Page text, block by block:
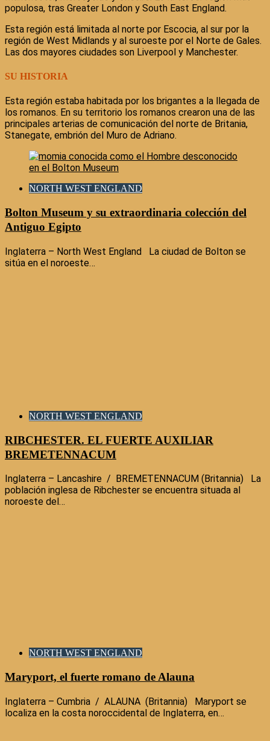
populosa, tras Greater London y South East England.
Esta región está limitada al norte por Escocia, al sur por la
región de West Midlands y al suroeste por el Norte de Gales.
Las dos mayores ciudades son Liverpool y Manchester.
SU HISTORIA
Esta región estaba habitada por los brigantes a la llegada de
los romanos. En su territorio los romanos crearon una de las
principales arterias de comunicación del norte de Britania,
Stanegate, embrión del Muro de Adriano.
NORTH WEST ENGLAND
Bolton Museum y su extraordinaria colección del
Antiguo Egipto
Inglaterra – North West England La ciudad de Bolton se
sitúa en el noroeste…
NORTH WEST ENGLAND
RIBCHESTER. EL FUERTE AUXILIAR
BREMETENNACUM
Inglaterra – Lancashire / BREMETENNACUM (Britannia) La
población inglesa de Ribchester se encuentra situada al
noroeste del…
NORTH WEST ENGLAND
Maryport, el fuerte romano de Alauna
Inglaterra – Cumbria / ALAUNA (Britannia) Maryport se
localiza en la costa noroccidental de Inglaterra, en…